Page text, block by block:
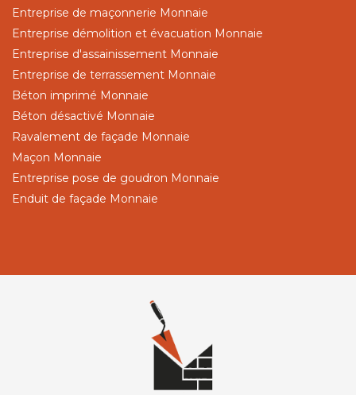
Entreprise de maçonnerie Monnaie
Entreprise démolition et évacuation Monnaie
Entreprise d'assainissement Monnaie
Entreprise de terrassement Monnaie
Béton imprimé Monnaie
Béton désactivé Monnaie
Ravalement de façade Monnaie
Maçon Monnaie
Entreprise pose de goudron Monnaie
Enduit de façade Monnaie